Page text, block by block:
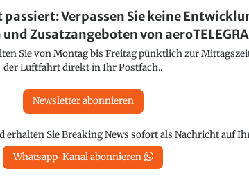
Verpassen Sie keine
Zusatzangeboten von
Sie von Montag bis Freitag pünktlich zur
der Luftfahrt direkt in Ihr Postfach..
Newsletter abonnieren
erhalten Sie Breaking News sofort als Nachricht auf
Whatsapp-Kanal abonnieren